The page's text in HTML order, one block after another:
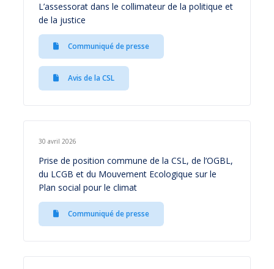
L’assessorat dans le collimateur de la politique et
de la justice
Communiqué de presse
Avis de la CSL
30 avril 2026
Prise de position commune de la CSL, de l’OGBL,
du LCGB et du Mouvement Ecologique sur le
Plan social pour le climat
Communiqué de presse